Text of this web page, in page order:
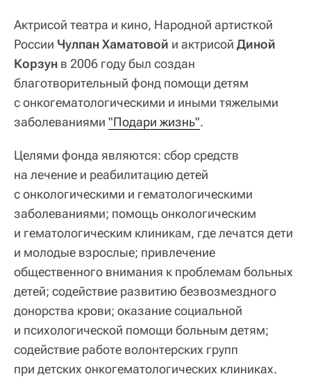
Актрисой театра и кино, Народной артисткой
России Чулпан Хаматовой и актрисой Диной
Корзун в 2006 году был создан
благотворительный фонд помощи детям
с онкогематологическими и иными тяжелыми
заболеваниями "Подари жизнь".
Целями фонда являются: сбор средств
на лечение и реабилитацию детей
с онкологическими и гематологическими
заболеваниями; помощь онкологическим
и гематологическим клиникам, где лечатся дети
и молодые взрослые; привлечение
общественного внимания к проблемам больных
детей; содействие развитию безвозмездного
донорства крови; оказание социальной
и психологической помощи больным детям;
содействие работе волонтерских групп
при детских онкогематологических клиниках.